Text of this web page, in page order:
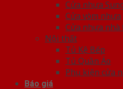
Cửa nhựa
Cửa vòm nhựa
Cửa nhựa nhà
Nội thất
Tủ Kệ Bếp
Tủ Quần Áo
Phụ kiện cửa
Báo giá